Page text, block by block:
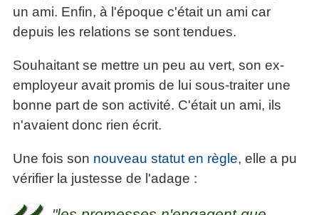
un ami. Enfin, à l'époque c'était un ami car
depuis les relations se sont tendues.
Souhaitant se mettre un peu au vert, son ex-
employeur avait promis de lui sous-traiter une
bonne part de son activité. C'était un ami, ils
n'avaient donc rien écrit.
Une fois son nouveau statut en règle, elle a pu
vérifier la justesse de l'adage :